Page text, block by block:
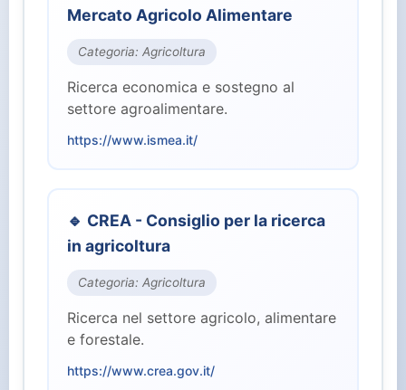
🏭 Industria e Lavoro (8)
🏛️ Istituzioni Centrali (10)
🎓 Istruzione e Ricerca (7)
🏥 Salute (4)
Mercato Agricolo Alimentare
Categoria: Agricoltura
Ricerca economica e sostegno al
settore agroalimentare.
https://www.ismea.it/
🔹 CREA - Consiglio per la ricerca
in agricoltura
Categoria: Agricoltura
Ricerca nel settore agricolo, alimentare
e forestale.
https://www.crea.gov.it/